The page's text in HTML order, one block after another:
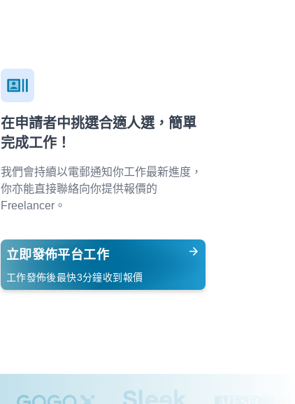
在申請者中挑選合適人選，簡單
完成工作！
我們會持續以電郵通知你工作最新進度，
你亦能直接聯絡向你提供報價的
Freelancer。
立即發佈平台工作
工作發佈後最快3分鐘收到報價